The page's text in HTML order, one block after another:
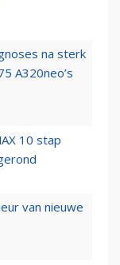
na sterk
A320neo’s
10 stap
van nieuwe